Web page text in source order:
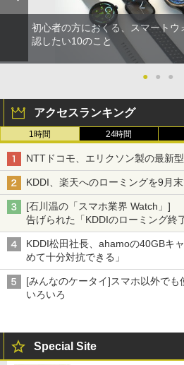
初心者の方におくる、スマートウ
認したい10のこと
● ● ●
アクセスランキング
1時間 24時間
NTTドコモ、エリクソン製の最新
KDDI、楽天へのローミングを9月
[石川温の「スマホ業界 Watch」]
告げられた「KDDIのローミング終
穴と楽天モバイルの課題
KDDI松田社長、ahamoの40GBキ
めて十分対抗できる」
[みんなのケータイ]スマホ以外で
いろいろ
Special Site